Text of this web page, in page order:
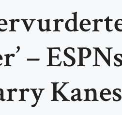
–
Kanes